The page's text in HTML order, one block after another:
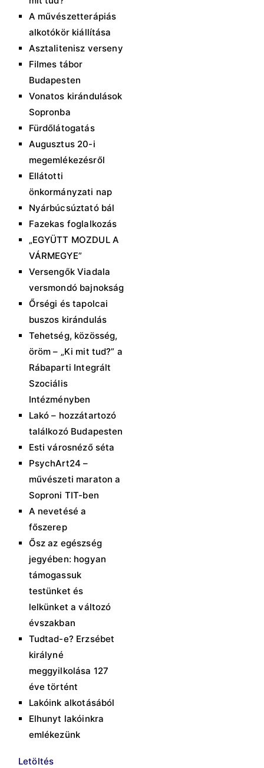
A művészetterápiás
alkotókör kiállítása
Asztalitenisz verseny
Filmes tábor
Budapesten
Vonatos kirándulások
Sopronba
Fürdőlátogatás
Augusztus 20-i
megemlékezésről
Ellátotti
önkormányzati nap
Nyárbúcsúztató bál
Fazekas foglalkozás
„EGYÜTT MOZDUL A
VÁRMEGYE”
Versengők Viadala
versmondó bajnokság
Őrségi és tapolcai
buszos kirándulás
Tehetség, közösség,
öröm – „Ki mit tud?” a
Rábaparti Integrált
Szociális
Intézményben
Lakó – hozzátartozó
találkozó Budapesten
Esti városnéző séta
PsychArt24 –
művészeti maraton a
Soproni TIT-ben
A nevetésé a
főszerep
Ősz az egészség
jegyében: hogyan
támogassuk
testünket és
lelkünket a változó
évszakban
Tudtad-e? Erzsébet
királyné
meggyilkolása 127
éve történt
Lakóink alkotásából
Elhunyt lakóinkra
emlékezünk
Letöltés